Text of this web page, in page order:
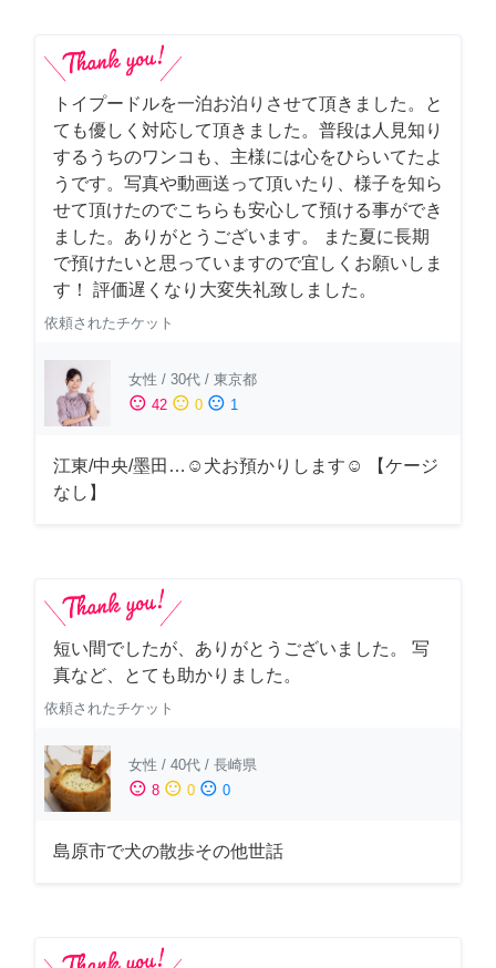
トイプードルを一泊お泊りさせて頂きました。と
ても優しく対応して頂きました。普段は人見知り
するうちのワンコも、主様には心をひらいてたよ
うです。写真や動画送って頂いたり、様子を知ら
せて頂けたのでこちらも安心して預ける事ができ
ました。ありがとうございます。 また夏に長期
で預けたいと思っていますので宜しくお願いしま
す！ 評価遅くなり大変失礼致しました。
依頼されたチケット
女性 / 30代 / 東京都
sentiment_satisfied 42 sentiment_neutral 0 sentiment_dissatisfied 1
江東/中央/墨田…☺︎犬お預かりします☺︎ 【ケージ
なし】
短い間でしたが、ありがとうございました。 写
真など、とても助かりました。
依頼されたチケット
女性 / 40代 / 長崎県
sentiment_satisfied 8 sentiment_neutral 0 sentiment_dissatisfied 0
島原市で犬の散歩その他世話